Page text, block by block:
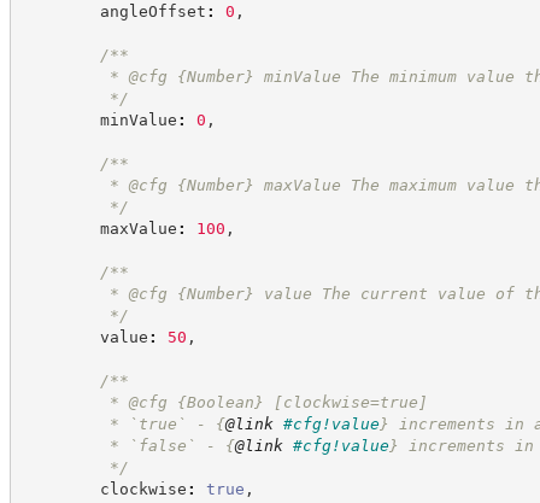
angleOffset : 0 ,
/**
* @cfg {Number}
minValue The minimum value
*/
minValue : 0 ,
/**
* @cfg {Number}
maxValue The maximum
*/
maxValue : 100 ,
/**
* @cfg {Number}
value The current value of
*/
value : 50 ,
/**
* @cfg {Boolean}
[clockwise=true]
* `true` - {@link #cfg!value} increments in
* `false` - {@link #cfg!value} increments in
*/
clockwise : true ,